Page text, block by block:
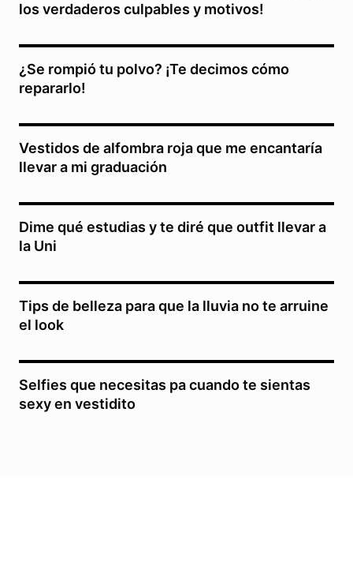
los verdaderos culpables y motivos!
¿Se rompió tu polvo? ¡Te decimos cómo
repararlo!
Vestidos de alfombra roja que me encantaría
llevar a mi graduación
Dime qué estudias y te diré que outfit llevar a
la Uni
Tips de belleza para que la lluvia no te arruine
el look
Selfies que necesitas pa cuando te sientas
sexy en vestidito